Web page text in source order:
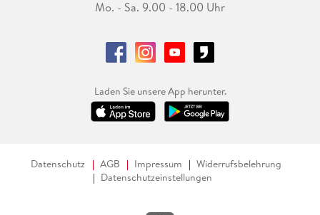
Mo. - Sa. 9.00 - 18.00 Uhr
Laden Sie unsere App herunter.
Datenschutz AGB Impressum
Widerrufsbelehrung
Datenschutzeinstellungen